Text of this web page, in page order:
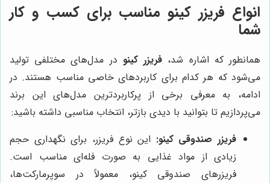
انواع فریزر کینو مناسب برای کسب و کار
شما
همانطور که اشاره شد، فریزر کینو در مدل‌های مختلفی تولید
می‌شود که هر کدام برای کاربردهای خاصی مناسب هستند. در
ادامه، به معرفی برخی از پرکاربردترین مدل‌های این برند
می‌پردازیم تا بتوانید با دیدی بازتر، انتخاب مناسبی داشته باشید:
فریزر صندوقی کینو: این نوع فریزر، برای نگهداری حجم
زیادی از مواد غذایی به صورت فله‌ای مناسب است.
فریزرهای صندوقی کینو، معمولاً در سوپرمارکت‌ها،